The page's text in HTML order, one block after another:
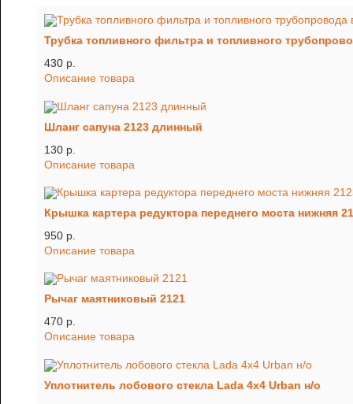
Трубка топливного фильтра и топливного
430 p.
Описание товара
Шланг сапуна 2123 длинный
130 p.
Описание товара
Крышка картера редуктора переднего моста нижняя
950 p.
Описание товара
Рычаг маятниковый 2121
470 p.
Описание товара
Уплотнитель лобового стекла Lada 4x4 Urban н/о